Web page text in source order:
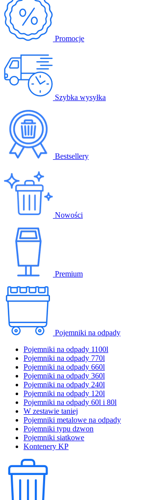
Promocje
Szybka wysyłka
Bestsellery
Nowości
Premium
Pojemniki na odpady
Pojemniki na odpady 1100l
Pojemniki na odpady 770l
Pojemniki na odpady 660l
Pojemniki na odpady 360l
Pojemniki na odpady 240l
Pojemniki na odpady 120l
Pojemniki na odpady 60l i 80l
W zestawie taniej
Pojemniki metalowe na odpady
Pojemniki typu dzwon
Pojemniki siatkowe
Kontenery KP